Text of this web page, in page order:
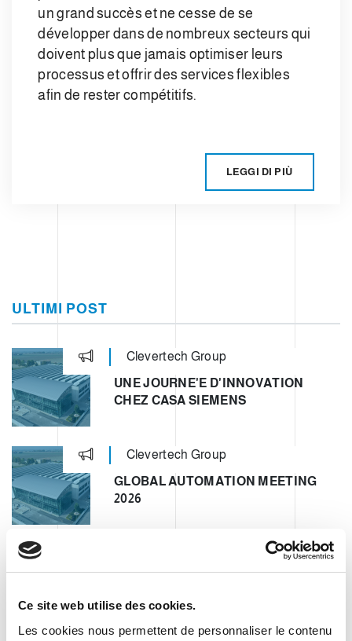
Ce site web utilise des cookies.
Les cookies nous permettent de personnaliser le contenu
un grand succès et ne cesse de se
développer dans de nombreux secteurs qui
doivent plus que jamais optimiser leurs
processus et offrir des services flexibles
afin de rester compétitifs.
LEGGI DI PIÙ
ULTIMI POST
Clevertech Group
UNE JOURNE'E D'INNOVATION
CHEZ CASA SIEMENS
Clevertech Group
GLOBAL AUTOMATION MEETING
2026